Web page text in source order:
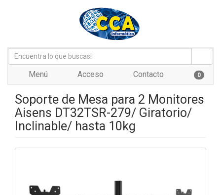
Menú Acceso Contacto 0
Soporte de Mesa para 2 Monitores
Aisens DT32TSR-279/ Giratorio/
Inclinable/ hasta 10kg